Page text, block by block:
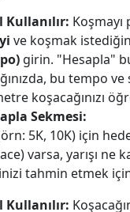
Kullanılır: Koşmayı
ve koşmak
girin. "Hesapla"
bu tempo
koşacağınızı
Sekmesi:
5K, 10K) için
varsa, yarışı ne
tahmin etmek için
Kullanılır: